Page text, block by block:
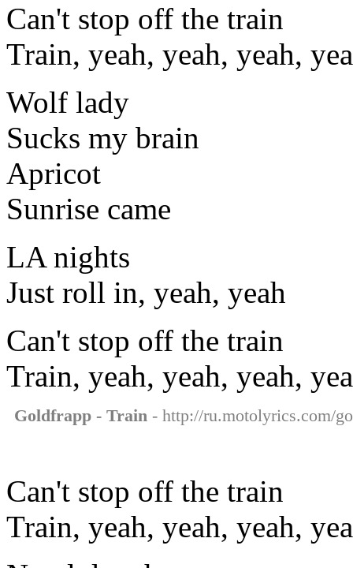
Can't stop off the train
Train, yeah, yeah, yeah,
Wolf lady
Sucks my brain
Apricot
Sunrise came
LA nights
Just roll in, yeah, yeah
Can't stop off the train
Train, yeah, yeah, yeah,
Goldfrapp - Train - http://ru.motolyrics.com/
Can't stop off the train
Train, yeah, yeah, yeah,